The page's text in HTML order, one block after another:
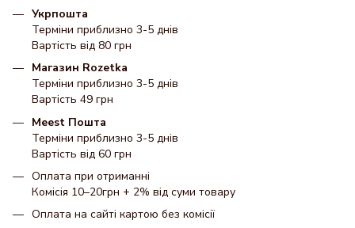
Укрпошта
Терміни приблизно 3-5 днів
Вартість від 80 грн
Магазин Rozetka
Терміни приблизно 3-5 днів
Вартість 49 грн
Meest Пошта
Терміни приблизно 3-5 днів
Вартість від 60 грн
Оплата при отриманні
Комісія 10–20грн + 2% від суми товару
Оплата на сайті картою без комісії